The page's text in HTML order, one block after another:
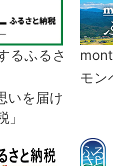
るふるさ
いを届け
モン